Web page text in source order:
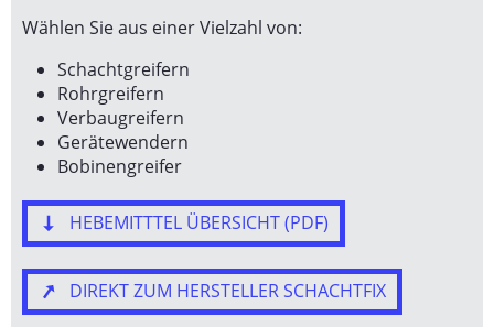
Wählen Sie aus einer Vielzahl von:
Schachtgreifern
Rohrgreifern
Verbaugreifern
Gerätewendern
Bobinengreifer
HEBEMITTTEL ÜBERSICHT (PDF)
DIREKT ZUM HERSTELLER SCHACHTFIX